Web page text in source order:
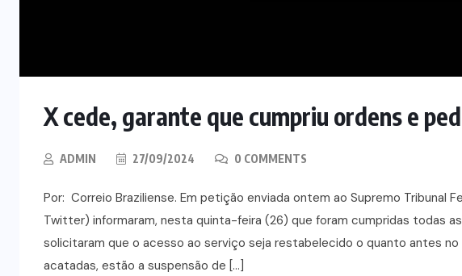
X cede, garante que cumpriu ordens e
ADMIN 27/09/2024 0 COMMENTS
Por: Correio Braziliense. Em petição enviada ontem ao Supremo Tribunal
Twitter) informaram, nesta quinta-feira (26) que foram cumpridas todas
solicitaram que o acesso ao serviço seja restabelecido o quanto antes no
acatadas, estão a suspensão de […]